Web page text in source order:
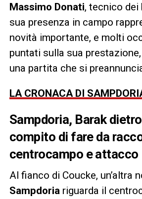
Massimo Donati, tecnico
sua presenza in campo
novità importante, e molti
puntati sulla sua
una partita che si
LA CRONACA DI
Sampdoria, Barak
compito di fare da
centrocampo e attacco
Al fianco di Coucke, un’altra
Sampdoria riguarda il